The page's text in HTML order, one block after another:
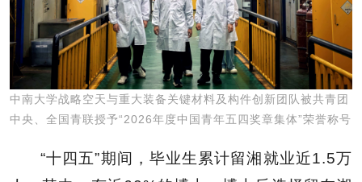
中南大学战略空天与重大装备关键材料及构件创新团队被共青团
中央、全国青联授予“2026年度中国青年五四奖章集体”荣誉称号
“十四五”期间，毕业生累计留湘就业近1.5万